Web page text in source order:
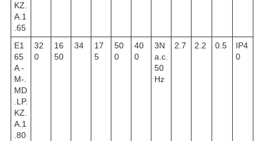
KZ.
A.1
.65
E1
65
A -
M-.
MD
.LP.
KZ.
A.1
.80
32
0
16
50
34
17
5
50
0
40
0
3N
a.c.
50
Hz
2.7 2.2 0.5
IP4
0